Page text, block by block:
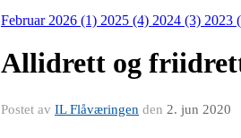
Februar 2026 (1) 2025 (4) 2024 (3) 2023
Allidrett og
Postet av IL Flåværingen den 2. jun 2020